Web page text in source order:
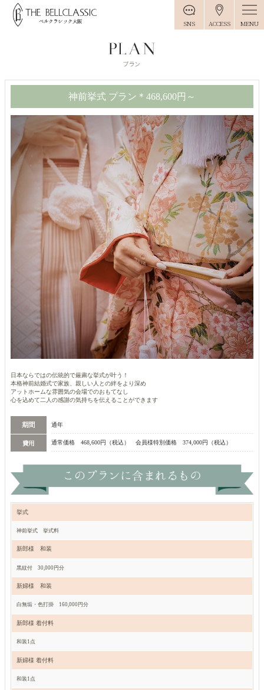
SNS ACCESS MENU
神前挙式 プラン＊468,600円～
日本ならではの伝統的で厳粛な挙式が叶う！
本格神前結婚式で家族、親しい人との絆をより深め
アットホームな雰囲気の会場でのおもてなし
心を込めて二人の感謝の気持ちを伝えることができます
通年
通常価格 468,600円（税込） 会員様特別価格 374,000円（税込）
挙式
神前挙式 挙式料
新郎様 和装
黒紋付 30,000円分
新婦様 和装
白無垢・色打掛 160,000円分
新郎様 着付料
和装1点
新婦様 着付料
和装1点